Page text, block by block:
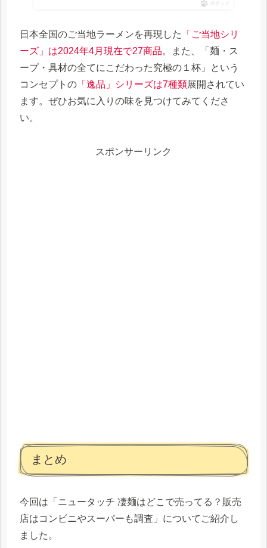
ポチップ
日本全国のご当地ラーメンを再現した
「ご当地シリ
ーズ」は2024年4月現在で27商品。また、「麺・ス
ープ・具材の全てにこだわった究極の１杯」という
コンセプトの 「逸品」シリーズは7種類展開されてい
ます。ぜひお気に入りの味を見つけてみてくださ
い。
スポンサーリンク
まとめ
今回は「ニュータッチ 凄麺はどこで売ってる？販売
店はコンビニやスーパーも調査」についてご紹介し
ました。